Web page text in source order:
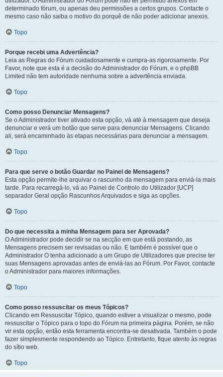
determinado fórum, ou apenas deu permissões a certos grupos. Contacte o
mesmo caso não saiba o motivo do porquê de não poder adicionar anexos.
Topo
Porque recebi uma Advertência?
Leia as Regras do Fórum cuidadosamente e cumpra-as rigorosamente. Por
Favor, note que esta é a decisão do Administrador do Fórum, e o phpBB
Limited não tem autoridade nenhuma sobre a advertência enviada.
Topo
Como posso Denunciar Mensagens?
Se o Administrador tiver ativado esta opção, vá até à mensagem que deseja
denunciar e verá um botão que serve para denunciar Mensagens. Clicando
ali, será encaminhado às etapas necessárias para denunciar a mensagem.
Topo
Para que serve o botão Guardar no Painel de Mensagens?
Esta opção permite-lhe arquivar o rascunho da mensagem para enviá-la mais
tarde. Para recarregá-lo, vá ao Painel de Controlo do Utilizador [UCP]
separador Geral opção Rascunhos Arquivados e siga as opções.
Topo
Do que necessita a minha Mensagem para ser Aprovada?
O Administrador pode decidir se na secção em que está postando, as
Mensagens precisem ser revisadas ou não. E também é possível que o
Administrador O tenha adicionado a um Grupo de Utilizadores que precise ter
suas Mensagens aprovadas antes de enviá-las ao Fórum. Por Favor, contacte
o Administrador para maiores informações.
Topo
Como posso ressuscitar os meus Tópicos?
Clicando em Ressuscitar Tópico, quando estiver a visualizar o mesmo, pode
ressuscitar o Tópico para o topo do Fórum na primeira página. Porém, se não
vir esta opção, então esta ferramenta encontra-se desativada. Também o pode
fazer simplesmente respondendo ao Tópico. Entretanto, fique atento às regras
do sítio web.
Topo